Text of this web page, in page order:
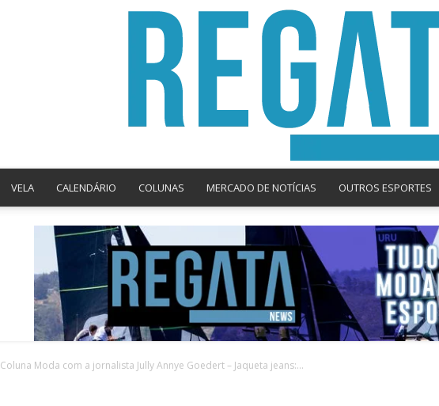
News
VELA CALENDÁRIO COLUNAS MERCADO DE NOTÍCIAS OUTROS ESPORTES
Coluna Moda com a jornalista Jully Annye Goedert – Jaqueta jeans:...